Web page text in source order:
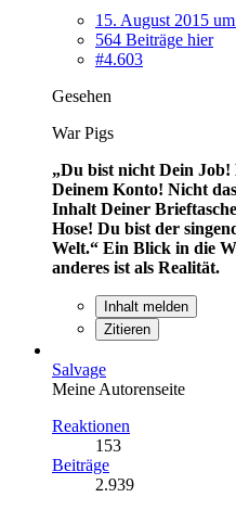
15. August 2015
564 Beiträge hier
#4.603
Gesehen
War Pigs
„Du bist nicht Dein
Deinem Konto! Nicht
Inhalt Deiner
Hose! Du bist der
Welt.“ Ein Blick in die
anderes ist als Realität.
Inhalt melden
Zitieren
Salvage
Meine Autorenseite
Reaktionen
153
Beiträge
2.939